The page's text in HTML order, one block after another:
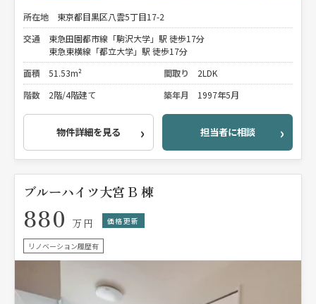
所在地
東京都目黒区八雲5丁目17-2
交通
東急田園都市線「駒沢大学」駅 徒歩17分
東急東横線「都立大学」駅 徒歩17分
面積
51.53m² 間取り
2LDK
階数
2階/4階建て 築年月 1997年5月
物件詳細を見る 担当者に相談
ブルーハイツ大宮 B 棟
880 万円 価格更新
リノベーション履歴有